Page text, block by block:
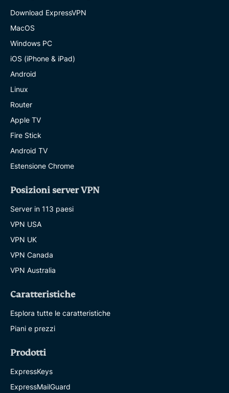
Download ExpressVPN
MacOS
Windows PC
iOS (iPhone & iPad)
Android
Linux
Router
Apple TV
Fire Stick
Android TV
Estensione Chrome
Posizioni server VPN
Server in 113 paesi
VPN USA
VPN UK
VPN Canada
VPN Australia
Caratteristiche
Esplora tutte le caratteristiche
Piani e prezzi
Prodotti
ExpressKeys
ExpressMailGuard